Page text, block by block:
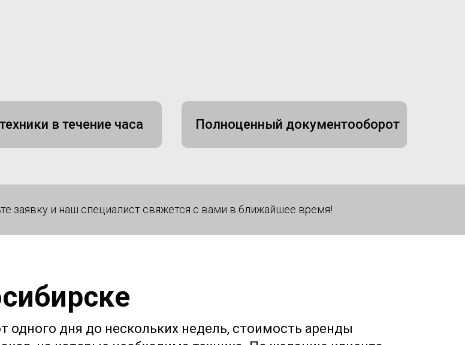
Полноценный документооборот
в течение часа
заявку и наш специалист свяжется с вами в ближайшее время!
одного дня до нескольких недель, стоимость аренды